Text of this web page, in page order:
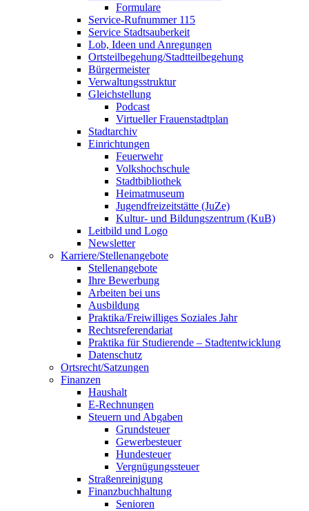
Formulare
Service-Rufnummer 115
Service Stadtsauberkeit
Lob, Ideen und Anregungen
Ortsteilbegehung/Stadtteilbegehung
Bürgermeister
Verwaltungsstruktur
Gleichstellung
Podcast
Virtueller Frauenstadtplan
Stadtarchiv
Einrichtungen
Feuerwehr
Volkshochschule
Stadtbibliothek
Heimatmuseum
Jugendfreizeitstätte (JuZe)
Kultur- und Bildungszentrum (KuB)
Leitbild und Logo
Newsletter
Karriere/Stellenangebote
Stellenangebote
Ihre Bewerbung
Arbeiten bei uns
Ausbildung
Praktika/Freiwilliges Soziales Jahr
Rechtsreferendariat
Praktika für Studierende – Stadtentwicklung
Datenschutz
Ortsrecht/Satzungen
Finanzen
Haushalt
E-Rechnungen
Steuern und Abgaben
Grundsteuer
Gewerbesteuer
Hundesteuer
Vergnügungssteuer
Straßenreinigung
Finanzbuchhaltung
Senioren